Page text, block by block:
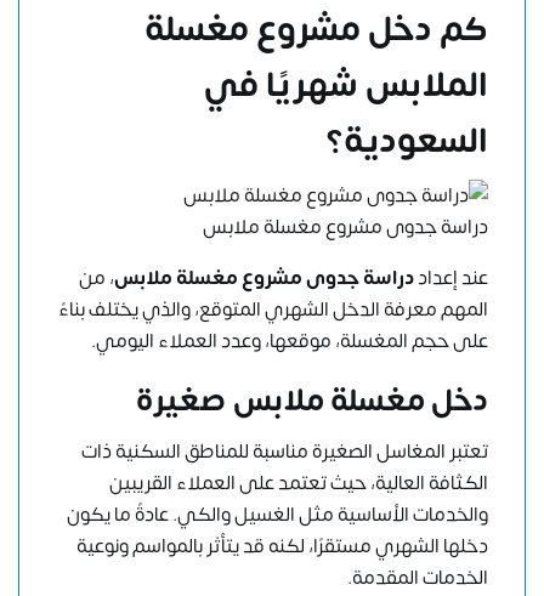
كم دخل مشروع مغسلة
الملابس شهريًا في
السعودية؟
دراسة جدوى مشروع مغسلة ملابس
عند إعداددراسة جدوى مشروع مغسلة ملابس، من
المهم معرفة الدخل الشهري المتوقع، والذي يختلف بناءً
على حجم المغسلة، موقعها، وعدد العملاء اليومي.
دخل مغسلة ملابس صغيرة
تعتبر المغاسل الصغيرة مناسبة للمناطق السكنية ذات
الكثافة العالية، حيث تعتمد على العملاء القريبين
والخدمات الأساسية مثل الغسيل والكي. عادةً ما يكون
دخلها الشهري مستقرًا، لكنه قد يتأثر بالمواسم ونوعية
الخدمات المقدمة.